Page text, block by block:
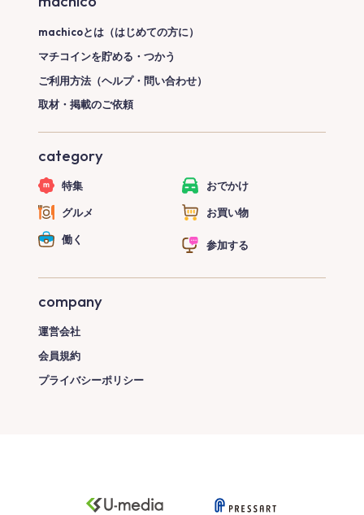
machicoとは（はじめての方に）
マチコインを貯める・つかう
ご利用方法（ヘルプ・問い合わせ）
取材・掲載のご依頼
category
特集 おでかけ
グルメ お買い物
働く 参加する
company
運営会社
会員規約
プライバシーポリシー